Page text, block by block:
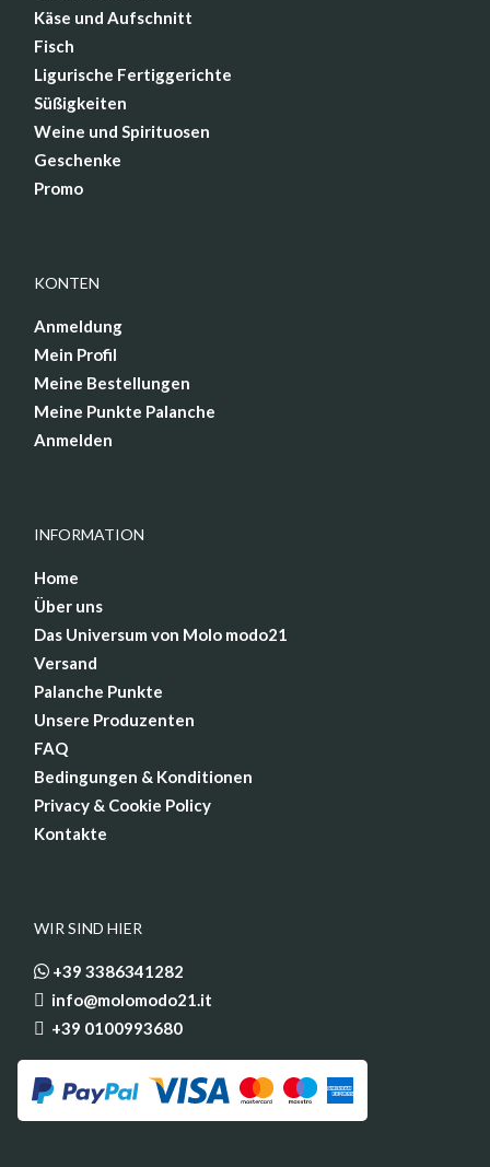
Käse und Aufschnitt
Fisch
Ligurische Fertiggerichte
Süßigkeiten
Weine und Spirituosen
Geschenke
Promo
KONTEN
Anmeldung
Mein Profil
Meine Bestellungen
Meine Punkte Palanche
Anmelden
INFORMATION
Home
Über uns
Das Universum von Molo modo21
Versand
Palanche Punkte
Unsere Produzenten
FAQ
Bedingungen & Konditionen
Privacy & Cookie Policy
Kontakte
WIR SIND HIER
+39 3386341282
info@molomodo21.it
+39 0100993680